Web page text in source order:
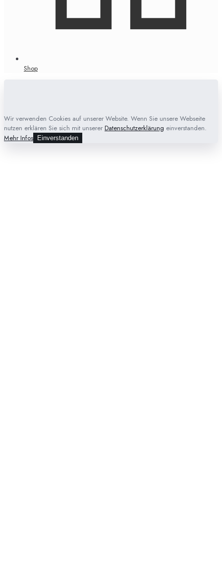
Shop
Wir verwenden Cookies auf unserer Website. Wenn Sie unsere Webseite
nutzen erklären Sie sich mit unserer Datenschutzerklärung einverstanden.
Mehr Infos
Einverstanden